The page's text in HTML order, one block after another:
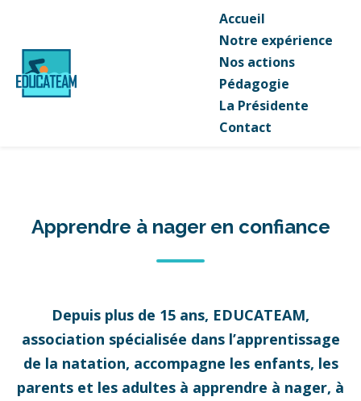
Accueil
Notre expérience
Nos actions
Pédagogie
La Présidente
Contact
Apprendre à nager en confiance
Depuis plus de 15 ans, EDUCATEAM,
association spécialisée dans l’apprentissage
de la natation, accompagne les enfants, les
parents et les adultes à apprendre à nager, à